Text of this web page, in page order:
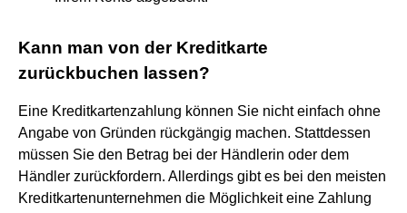
Kann man von der Kreditkarte
zurückbuchen lassen?
Eine Kreditkartenzahlung können Sie nicht einfach ohne
Angabe von Gründen rückgängig machen. Stattdessen
müssen Sie den Betrag bei der Händlerin oder dem
Händler zurückfordern. Allerdings gibt es bei den meisten
Kreditkartenunternehmen die Möglichkeit eine Zahlung